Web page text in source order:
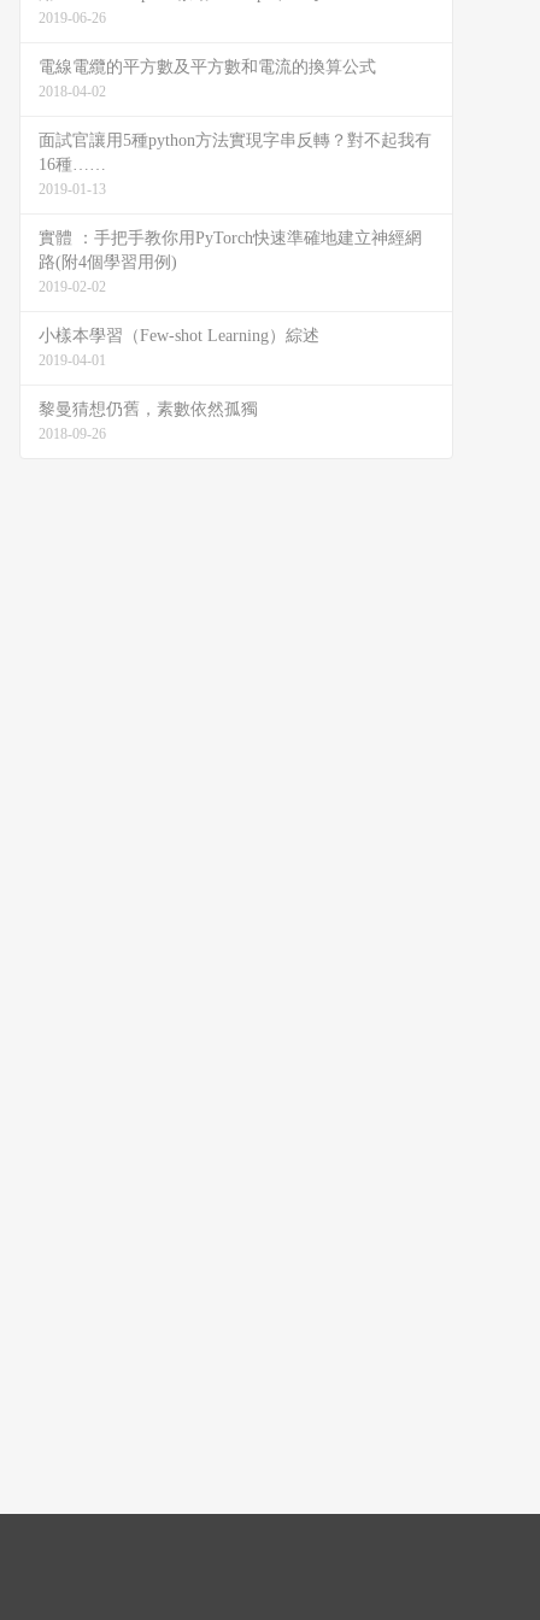
2019-06-26
電線電纜的平方數及平方數和電流的換算公式
2018-04-02
面試官讓用5種python方法實現字串反轉？對不起我有
16種……
2019-01-13
實體 ：手把手教你用PyTorch快速準確地建立神經網
路(附4個學習用例)
2019-02-02
小樣本學習（Few-shot Learning）綜述
2019-04-01
黎曼猜想仍舊，素數依然孤獨
2018-09-26